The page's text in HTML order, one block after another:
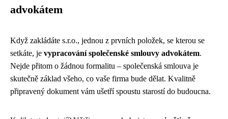
advokátem
Když zakládáte s.r.o., jednou z prvních položek, se kterou se
setkáte, je vypracování společenské smlouvy advokátem.
Nejde přitom o žádnou formalitu – společenská smlouva je
skutečně základ všeho, co vaše firma bude dělat. Kvalitně
připravený dokument vám ušetří spoustu starostí do budoucna.